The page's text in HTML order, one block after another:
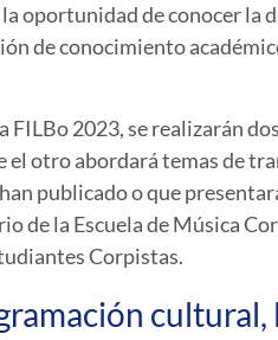
la oportunidad de conocer
de conocimiento
2023, se realizarán
otro abordará temas de
publicado o que
de la Escuela de Música
Corpistas.